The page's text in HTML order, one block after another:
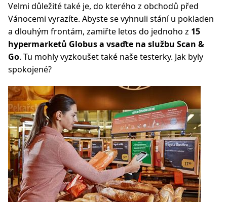
Velmi důležité také je, do kterého z obchodů před
Vánocemi vyrazíte. Abyste se vyhnuli stání u pokladen
a dlouhým frontám, zamiřte letos do jednoho z 15
hypermarketů Globus a vsaďte na službu Scan &
Go. Tu mohly vyzkoušet také naše testerky. Jak byly
spokojené?